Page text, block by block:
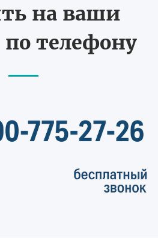
на ваши
телефону